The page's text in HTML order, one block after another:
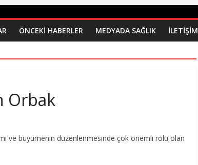
ÖNCEKI HABERLER MEDYADA SAĞLIK İLETİŞİM
Orbak
ve büyümenin düzenlenmesinde çok önemli rolü olan